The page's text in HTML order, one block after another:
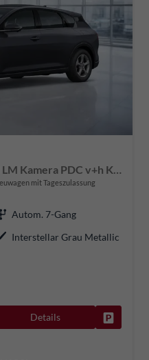
TOP Elektr. Heckkl. 17 Zoll LM Kamera PDC v+h Klimaauto. Voll-LED-Scheinwerfer
mit Tageszulassung
Autom. 7-Gang
Interstellar Grau Metallic
Details